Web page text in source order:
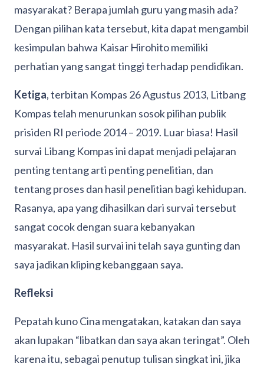
masyarakat? Berapa jumlah guru yang masih ada?
Dengan pilihan kata tersebut, kita dapat mengambil
kesimpulan bahwa Kaisar Hirohito memiliki
perhatian yang sangat tinggi terhadap pendidikan.
Ketiga, terbitan Kompas 26 Agustus 2013, Litbang
Kompas telah menurunkan sosok pilihan publik
prisiden RI periode 2014 – 2019. Luar biasa! Hasil
survai Libang Kompas ini dapat menjadi pelajaran
penting tentang arti penting penelitian, dan
tentang proses dan hasil penelitian bagi kehidupan.
Rasanya, apa yang dihasilkan dari survai tersebut
sangat cocok dengan suara kebanyakan
masyarakat. Hasil survai ini telah saya gunting dan
saya jadikan kliping kebanggaan saya.
Refleksi
Pepatah kuno Cina mengatakan, katakan dan saya
akan lupakan “libatkan dan saya akan teringat”. Oleh
karena itu, sebagai penutup tulisan singkat ini, jika